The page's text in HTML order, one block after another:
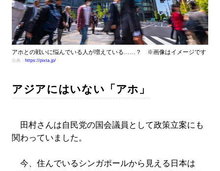
アホとの戦いに悩んでいる人が増えている……？ ※画像はイメージです
出典： https://pixta.jp/
アジアにはいない「アホ」
田村さんは自民党の国会議員として政策立案にも
関わっていました。
今、住んでいるシンガポールから見える日本は